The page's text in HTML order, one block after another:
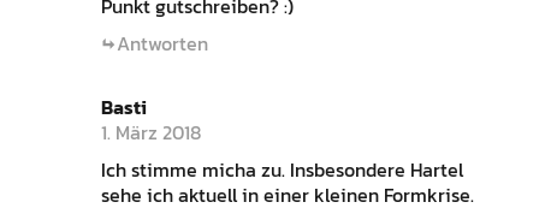
Punkt gutschreiben? :)
Antworten
Basti
1. März 2018
Ich stimme micha zu. Insbesondere Hartel
sehe ich aktuell in einer kleinen Formkrise.